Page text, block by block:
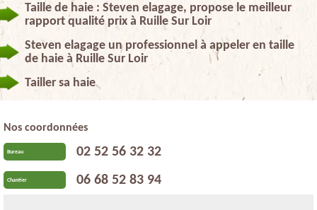
Taille de haie : Steven elagage, propose le meilleur
rapport qualité prix à Ruille Sur Loir
Steven elagage un professionnel à appeler en taille
de haie à Ruille Sur Loir
Tailler sa haie
Nos coordonnées
Bureau 02 52 56 32 32
Chantier 06 68 52 83 94